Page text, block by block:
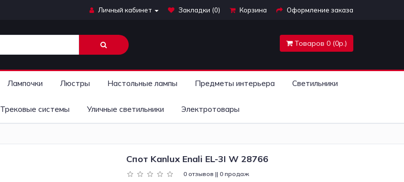
Личный кабинет Закладки (0) Корзина Оформление заказа
Товаров 0 (0р.)
Лампочки Люстры Настольные лампы Предметы интерьера Светильники
Трековые системы Уличные светильники Электротовары
Cпот Kanlux Enali EL-3I W 28766
0 отзывов || 0 продаж